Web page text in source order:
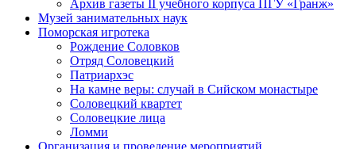
Архив газеты II учебного корпуса ПГУ «Гранж»
Музей занимательных наук
Поморская игротека
Рождение Соловков
Отряд Соловецкий
Патриархэс
На камне веры: случай в Сийском монастыре
Соловецкий квартет
Соловецкие лица
Ломми